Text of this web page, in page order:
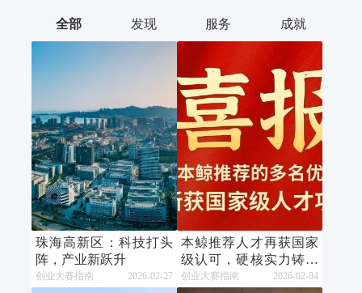
全部 发现 服务 成就
珠海高新区：科技打头
阵，产业新跃升
创业大赛指南 2026-02-27
本鲸推荐人才再获国家
级认可，硬核实力铸就
行业标杆
创业大赛指南 2026-02-04